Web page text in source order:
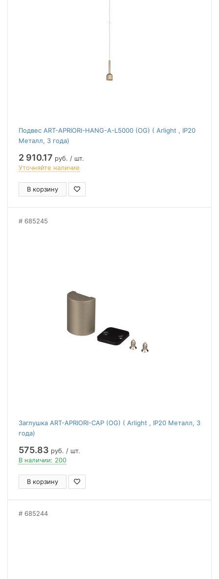
Подвес ART-APRIORI-HANG-A-L5000 (OG) ( Arlight , IP20
Металл, 3 года)
2 910.17 руб. / шт.
Уточняйте наличие
В корзину
685245
Заглушка ART-APRIORI-CAP (OG) ( Arlight , IP20 Металл, 3
года)
575.83 руб. / шт.
В наличии: 200
В корзину
685244